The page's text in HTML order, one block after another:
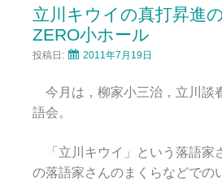
ス
キ
ッ
立川キウイの真打昇進
ZERO小ホール
投稿日: 2011年7月19日
今月は，柳家小三治，立川談
語会。
「立川キウイ」という落語家
の落語家さんのまくらなどでの